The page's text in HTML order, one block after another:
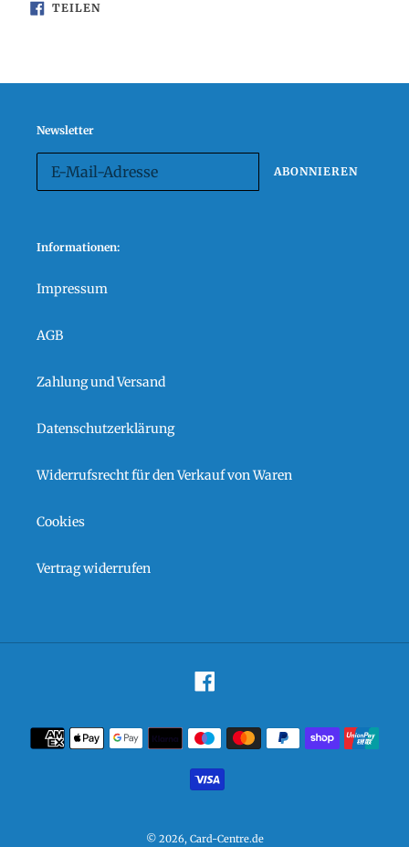
TEILENAUF
FACEBOOK
Newsletter
ABONNIEREN
Informationen:
Impressum
AGB
Zahlung und Versand
Datenschutzerklärung
Widerrufsrecht für den Verkauf von Waren
Cookies
Vertrag widerrufen
Zahlungsarten
© 2026, Card-Centre.de